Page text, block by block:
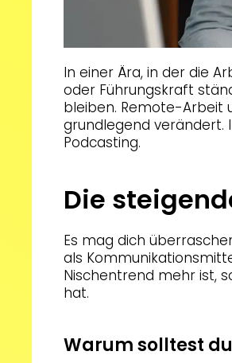
In einer Ära, in der die
oder Führungskraft
bleiben. Remote-Arbeit
grundlegend verändert.
Podcasting.
Die
Es mag dich
als
Nischentrend mehr ist,
hat.
Warum solltest